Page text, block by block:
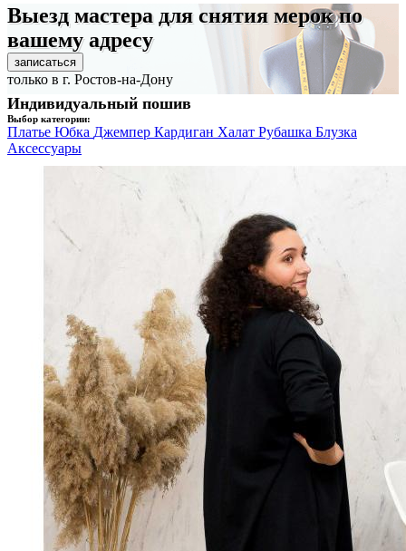
Выезд мастера для снятия мерок по
вашему адресу
записаться
только в г. Ростов-на-Дону
Индивидуальный пошив
Выбор категории:
Платье Юбка Джемпер Кардиган Халат Рубашка Блузка
Аксессуары